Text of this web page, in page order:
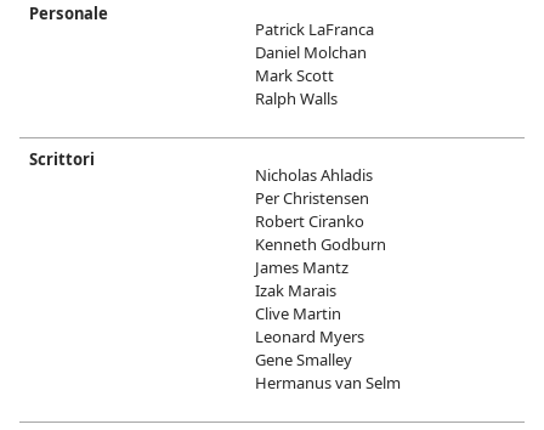
Personale
Patrick LaFranca
Daniel Molchan
Mark Scott
Ralph Walls
Scrittori
Nicholas Ahladis
Per Christensen
Robert Ciranko
Kenneth Godburn
James Mantz
Izak Marais
Clive Martin
Leonard Myers
Gene Smalley
Hermanus van Selm